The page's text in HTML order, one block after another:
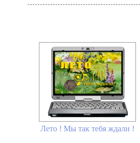
Лето ! Мы так тебя ждали !